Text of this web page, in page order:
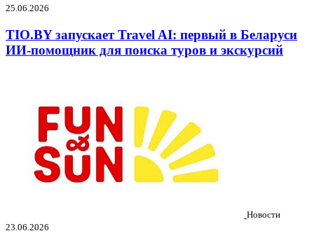
25.06.2026
TIO.BY запускает Travel AI: первый в Беларуси
ИИ-помощник для поиска туров и экскурсий
Новости
23.06.2026